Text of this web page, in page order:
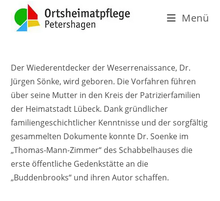
Menü
Der Wiederentdecker der Weserrenaissance, Dr.
Jürgen Sönke, wird geboren. Die Vorfahren führen
über seine Mutter in den Kreis der Patrizierfamilien
der Heimatstadt Lübeck. Dank gründlicher
familiengeschichtlicher Kenntnisse und der sorgfältig
gesammelten Dokumente konnte Dr. Soenke im
„Thomas-Mann-Zimmer“ des Schabbelhauses die
erste öffentliche Gedenkstätte an die
„Buddenbrooks“ und ihren Autor schaffen.